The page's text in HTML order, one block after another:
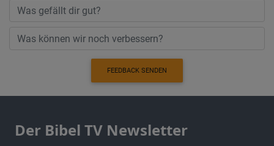
FEEDBACK SENDEN
Der Bibel TV Newsletter